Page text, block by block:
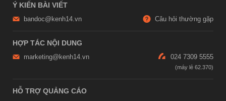
Ý KIẾN BÀI VIẾT
bandoc@kenh14.vn Câu hỏi thường gặp
HỢP TÁC NỘI DUNG
marketing@kenh14.vn 024 7309 5555
HỖ TRỢ QUẢNG CÁO